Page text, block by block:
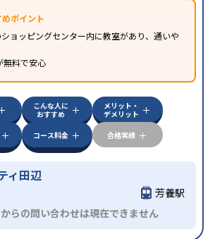
ポイント
ョッピングセンター内に教室があり、通いや
無料で安心
こんな人に
おすすめ
メリット・
デメリット
コース料金 合格実績
ィ田辺
芳養駅
らの問い合わせは現在できません